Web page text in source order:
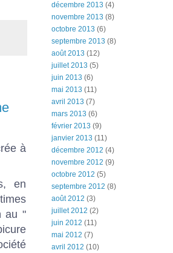
à
en
au "
décembre 2013 (4)
novembre 2013 (8)
octobre 2013 (6)
septembre 2013 (8)
août 2013 (12)
juillet 2013 (5)
juin 2013 (6)
mai 2013 (11)
avril 2013 (7)
mars 2013 (6)
février 2013 (9)
janvier 2013 (11)
décembre 2012 (4)
novembre 2012 (9)
octobre 2012 (5)
septembre 2012 (8)
août 2012 (3)
juillet 2012 (2)
juin 2012 (11)
mai 2012 (7)
avril 2012 (10)